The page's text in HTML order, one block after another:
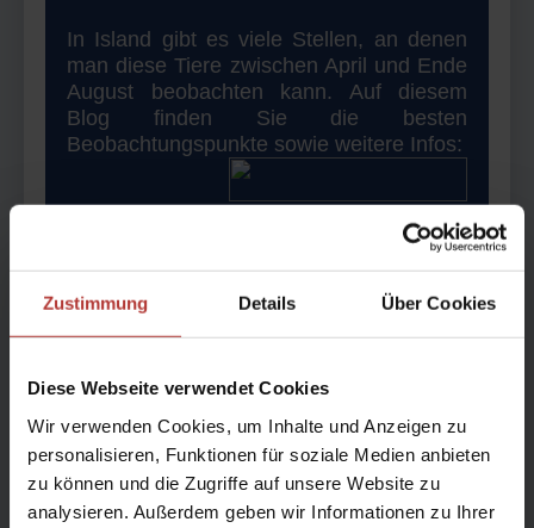
Zustimmung Details Über Cookies
Diese Webseite verwendet Cookies
Wir verwenden Cookies, um Inhalte und Anzeigen zu
personalisieren, Funktionen für soziale Medien anbieten
zu können und die Zugriffe auf unsere Website zu
analysieren. Außerdem geben wir Informationen zu Ihrer
In Island gibt es viele Stellen, an denen
man diese Tiere zwischen April und Ende
August beobachten kann. Auf diesem
Blog finden Sie die besten
Beobachtungspunkte sowie weitere Infos:
Seit 2020 gelten die Tiere als stark
gefährdet und sollten während der Brut
nicht gestört werden. Auf Heimaey gibt es
ein Besucherzentrum, dasSEA LIFE
Sie sich über die Vögel genauer
informieren können. Bitte bleiben Sie
während der Brutsaison auf den Wegen,
um die Papageitaucher nicht zusätzlich zu
stören!